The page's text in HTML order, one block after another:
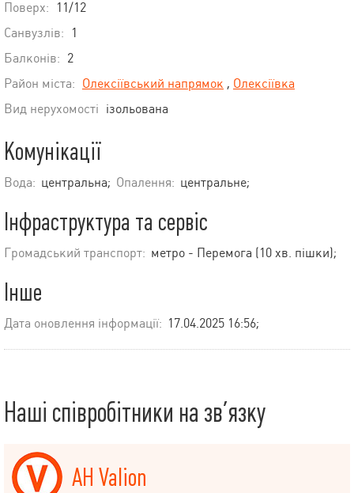
Поверх:
11/12
Санвузлів:
1
Балконів: 2
Район міста: Олексіївський напрямок , Олексіївка
Вид нерухомості ізольована
Комунікації
Вода: центральна; Опалення: центральне;
Інфраструктура та сервіс
Громадський транспорт: метро - Перемога (10 хв. пішки);
Інше
Дата оновлення інформації: 17.04.2025 16:56;
Наші співробітники на зв’язку
АН Valion